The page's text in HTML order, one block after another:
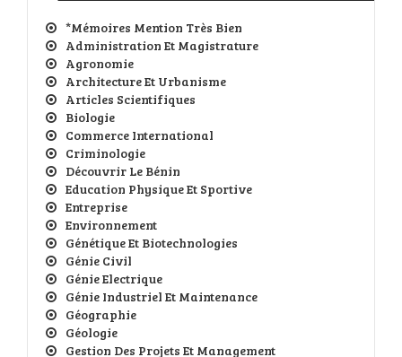
*Mémoires Mention Très Bien
Administration Et Magistrature
Agronomie
Architecture Et Urbanisme
Articles Scientifiques
Biologie
Commerce International
Criminologie
Découvrir Le Bénin
Education Physique Et Sportive
Entreprise
Environnement
Génétique Et Biotechnologies
Génie Civil
Génie Electrique
Génie Industriel Et Maintenance
Géographie
Géologie
Gestion Des Projets Et Management